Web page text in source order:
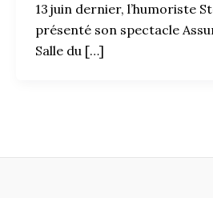
13 juin dernier, l’humoriste
présenté son spectacle
Salle du […]